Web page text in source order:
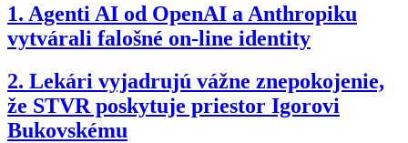
1. Agenti AI od OpenAI a Anthropiku
vytvárali falošné on-line identity
2. Lekári vyjadrujú vážne znepokojenie,
že STVR poskytuje priestor Igorovi
Bukovskému